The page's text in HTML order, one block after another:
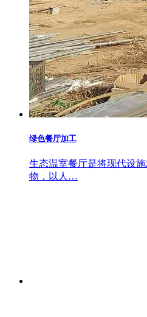
绿色餐厅加工
生态温室餐厅是将现代设
物，以人…